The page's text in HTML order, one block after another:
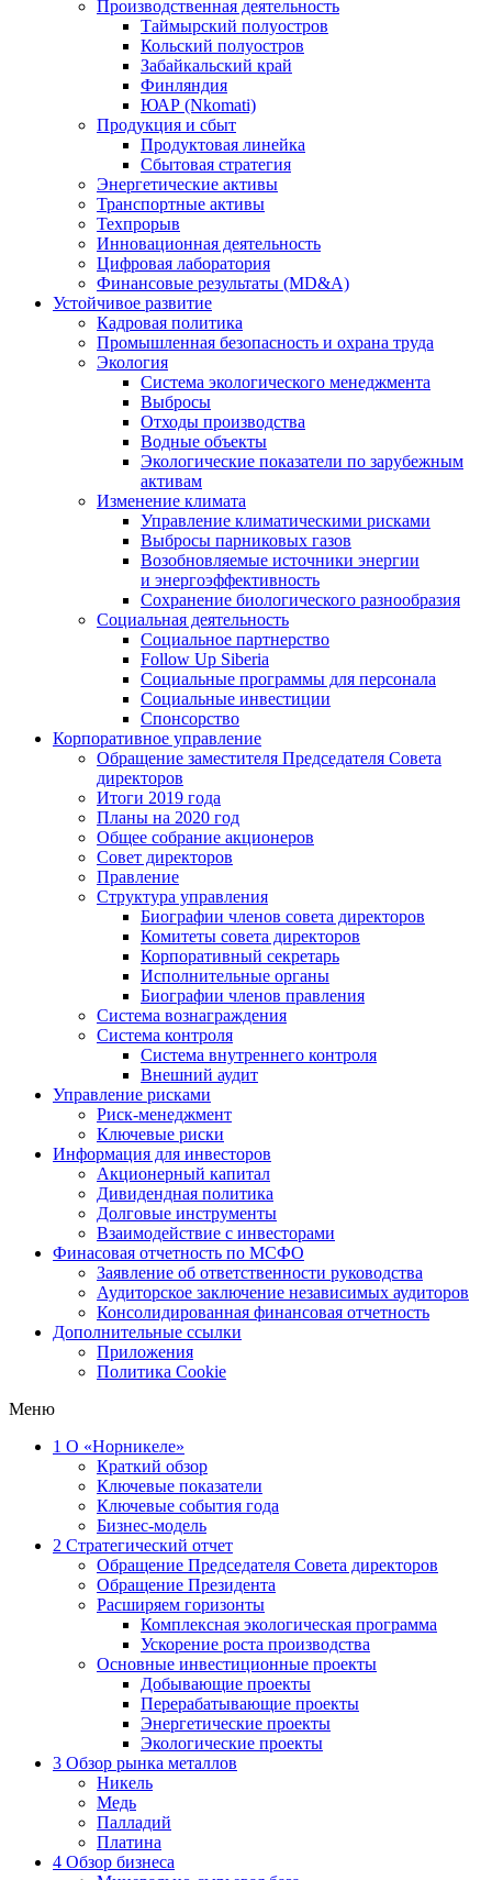
Производственная деятельность
Таймырский полуостров
Кольский полуостров
Забайкальский край
Финляндия
ЮАР (Nkomati)
Продукция и сбыт
Продуктовая линейка
Сбытовая стратегия
Энергетические активы
Транспортные активы
Техпрорыв
Инновационная деятельность
Цифровая лаборатория
Финансовые результаты (MD&A)
Устойчивое развитие
Кадровая политика
Промышленная безопасность и охрана труда
Экология
Система экологического менеджмента
Выбросы
Отходы производства
Водные объекты
Экологические показатели по зарубежным
активам
Изменение климата
Управление климатическими рисками
Выбросы парниковых газов
Возобновляемые источники энергии
и энергоэффективность
Сохранение биологического разнообразия
Социальная деятельность
Социальное партнерство
Follow Up Siberia
Социальные программы для персонала
Социальные инвестиции
Спонсорство
Корпоративное управление
Обращение заместителя Председателя Совета
директоров
Итоги 2019 года
Планы на 2020 год
Общее собрание акционеров
Совет директоров
Правление
Структура управления
Биографии членов совета директоров
Комитеты совета директоров
Корпоративный секретарь
Исполнительные органы
Биографии членов правления
Система вознаграждения
Система контроля
Система внутреннего контроля
Внешний аудит
Управление рисками
Риск-менеджмент
Ключевые риски
Информация для инвесторов
Акционерный капитал
Дивидендная политика
Долговые инструменты
Взаимодействие с инвеcторами
Финасовая отчетность по МСФО
Заявление об ответственности руководства
Аудиторское заключение независимых аудиторов
Консолидированная финансовая отчетность
Дополнительные ссылки
Приложения
Политика Cookie
Меню
1 О «Норникеле»
Краткий обзор
Ключевые показатели
Ключевые события года
Бизнес-модель
2 Стратегический отчет
Обращение Председателя Совета директоров
Обращение Президента
Расширяем горизонты
Комплексная экологическая программа
Ускорение роста производства
Основные инвестиционные проекты
Добывающие проекты
Перерабатывающие проекты
Энергетические проекты
Экологические проекты
3 Обзор рынка металлов
Никель
Медь
Палладий
Платина
4 Обзор бизнеса